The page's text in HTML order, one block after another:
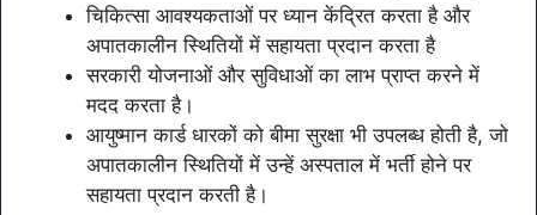
चिकित्सा आवश्यकताओं पर ध्यान केंद्रित करता है और
अपातकालीन स्थितियों में सहायता प्रदान करता है
सरकारी योजनाओं और सुविधाओं का लाभ प्राप्त करने में
मदद करता है।
आयुष्मान कार्ड धारकों को बीमा सुरक्षा भी उपलब्ध होती है, जो
अपातकालीन स्थितियों में उन्हें अस्पताल में भर्ती होने पर
सहायता प्रदान करती है।